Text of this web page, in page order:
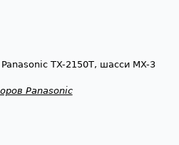
TX-2150T, шасси MX-3
Panasonic